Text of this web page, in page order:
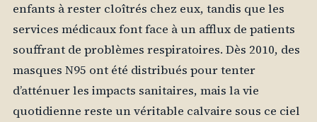
enfants à rester cloîtrés chez eux, tandis que les
services médicaux font face à un afflux de patients
souffrant de problèmes respiratoires. Dès 2010, des
masques N95 ont été distribués pour tenter
d’atténuer les impacts sanitaires, mais la vie
quotidienne reste un véritable calvaire sous ce ciel